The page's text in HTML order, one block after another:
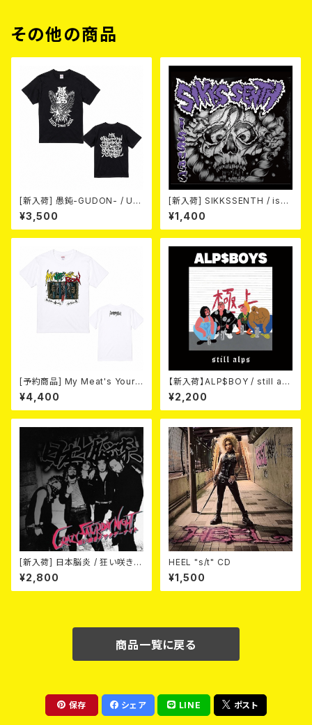
その他の商品
[新入荷] 愚鈍-GUDON- / US
TOUR 2026 T-shirt
¥3,500
[新入荷] SIKKSSENTH / issu
es (CD-R)
¥1,400
[予約商品] My Meat's Your
Poison -あんたにゃ毒でもオイ
ラにゃ薬- (White) 熊本地震 復
興支援T-shirt 2026年8月末
¥4,400
【新入荷】ALP$BOY / still alp
s (CD)
¥2,200
[新入荷] 日本脳炎 / 狂い咲きサ
タデーナイト(CD)
¥2,800
HEEL "s/t" CD
¥1,500
商品一覧に戻る
保存 シェア LINE ポスト